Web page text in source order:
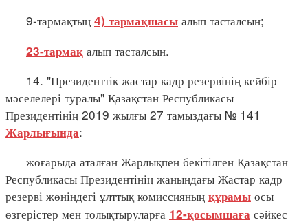
9-тармақтың 4) тармақшасы алып тасталсын;
23-тармақ алып тасталсын.
14. "Президенттік жастар кадр резервінің кейбір
мәселелері туралы" Қазақстан Республикасы
Президентінің 2019 жылғы 27 тамыздағы № 141
Жарлығында:
жоғарыда аталған Жарлықпен бекітілген Қазақстан
Республикасы Президентінің жанындағы Жастар кадр
резерві жөніндегі ұлттық комиссияның құрамы осы
өзгерістер мен толықтыруларға 12-қосымшаға сәйкес